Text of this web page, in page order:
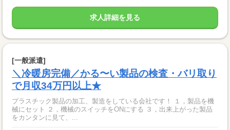
求人詳細を見る
[一般派遣]
＼冷暖房完備／かる〜い製品の検査・バリ取り
で月収34万円以上★
プラスチック製品の加工、製造をしている会社です！ １，製品を機
械にセット ２，機械のスイッチをONにする ３，出来上がった製品
をカンタンに見て、...